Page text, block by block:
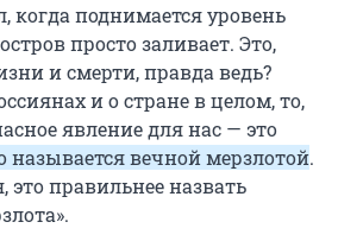
когда поднимается уровень
просто заливает. Это,
и смерти, правда ведь?
и о стране в целом, то,
явление для нас — это
называется вечной мерзлотой.
это правильнее назвать